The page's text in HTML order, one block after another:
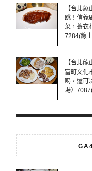
【台北
跳！信義
菜，蓑衣
7284(線
【台北
富町文化
喝，還可
場）